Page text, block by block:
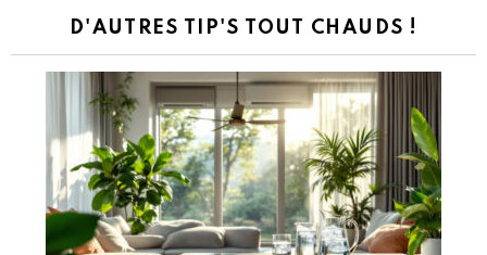
D'AUTRES TIP'S TOUT CHAUDS !